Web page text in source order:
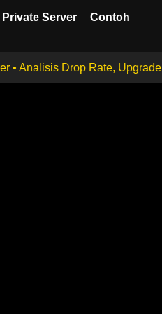
Server
Contoh
Critical & Evolusi Pet •